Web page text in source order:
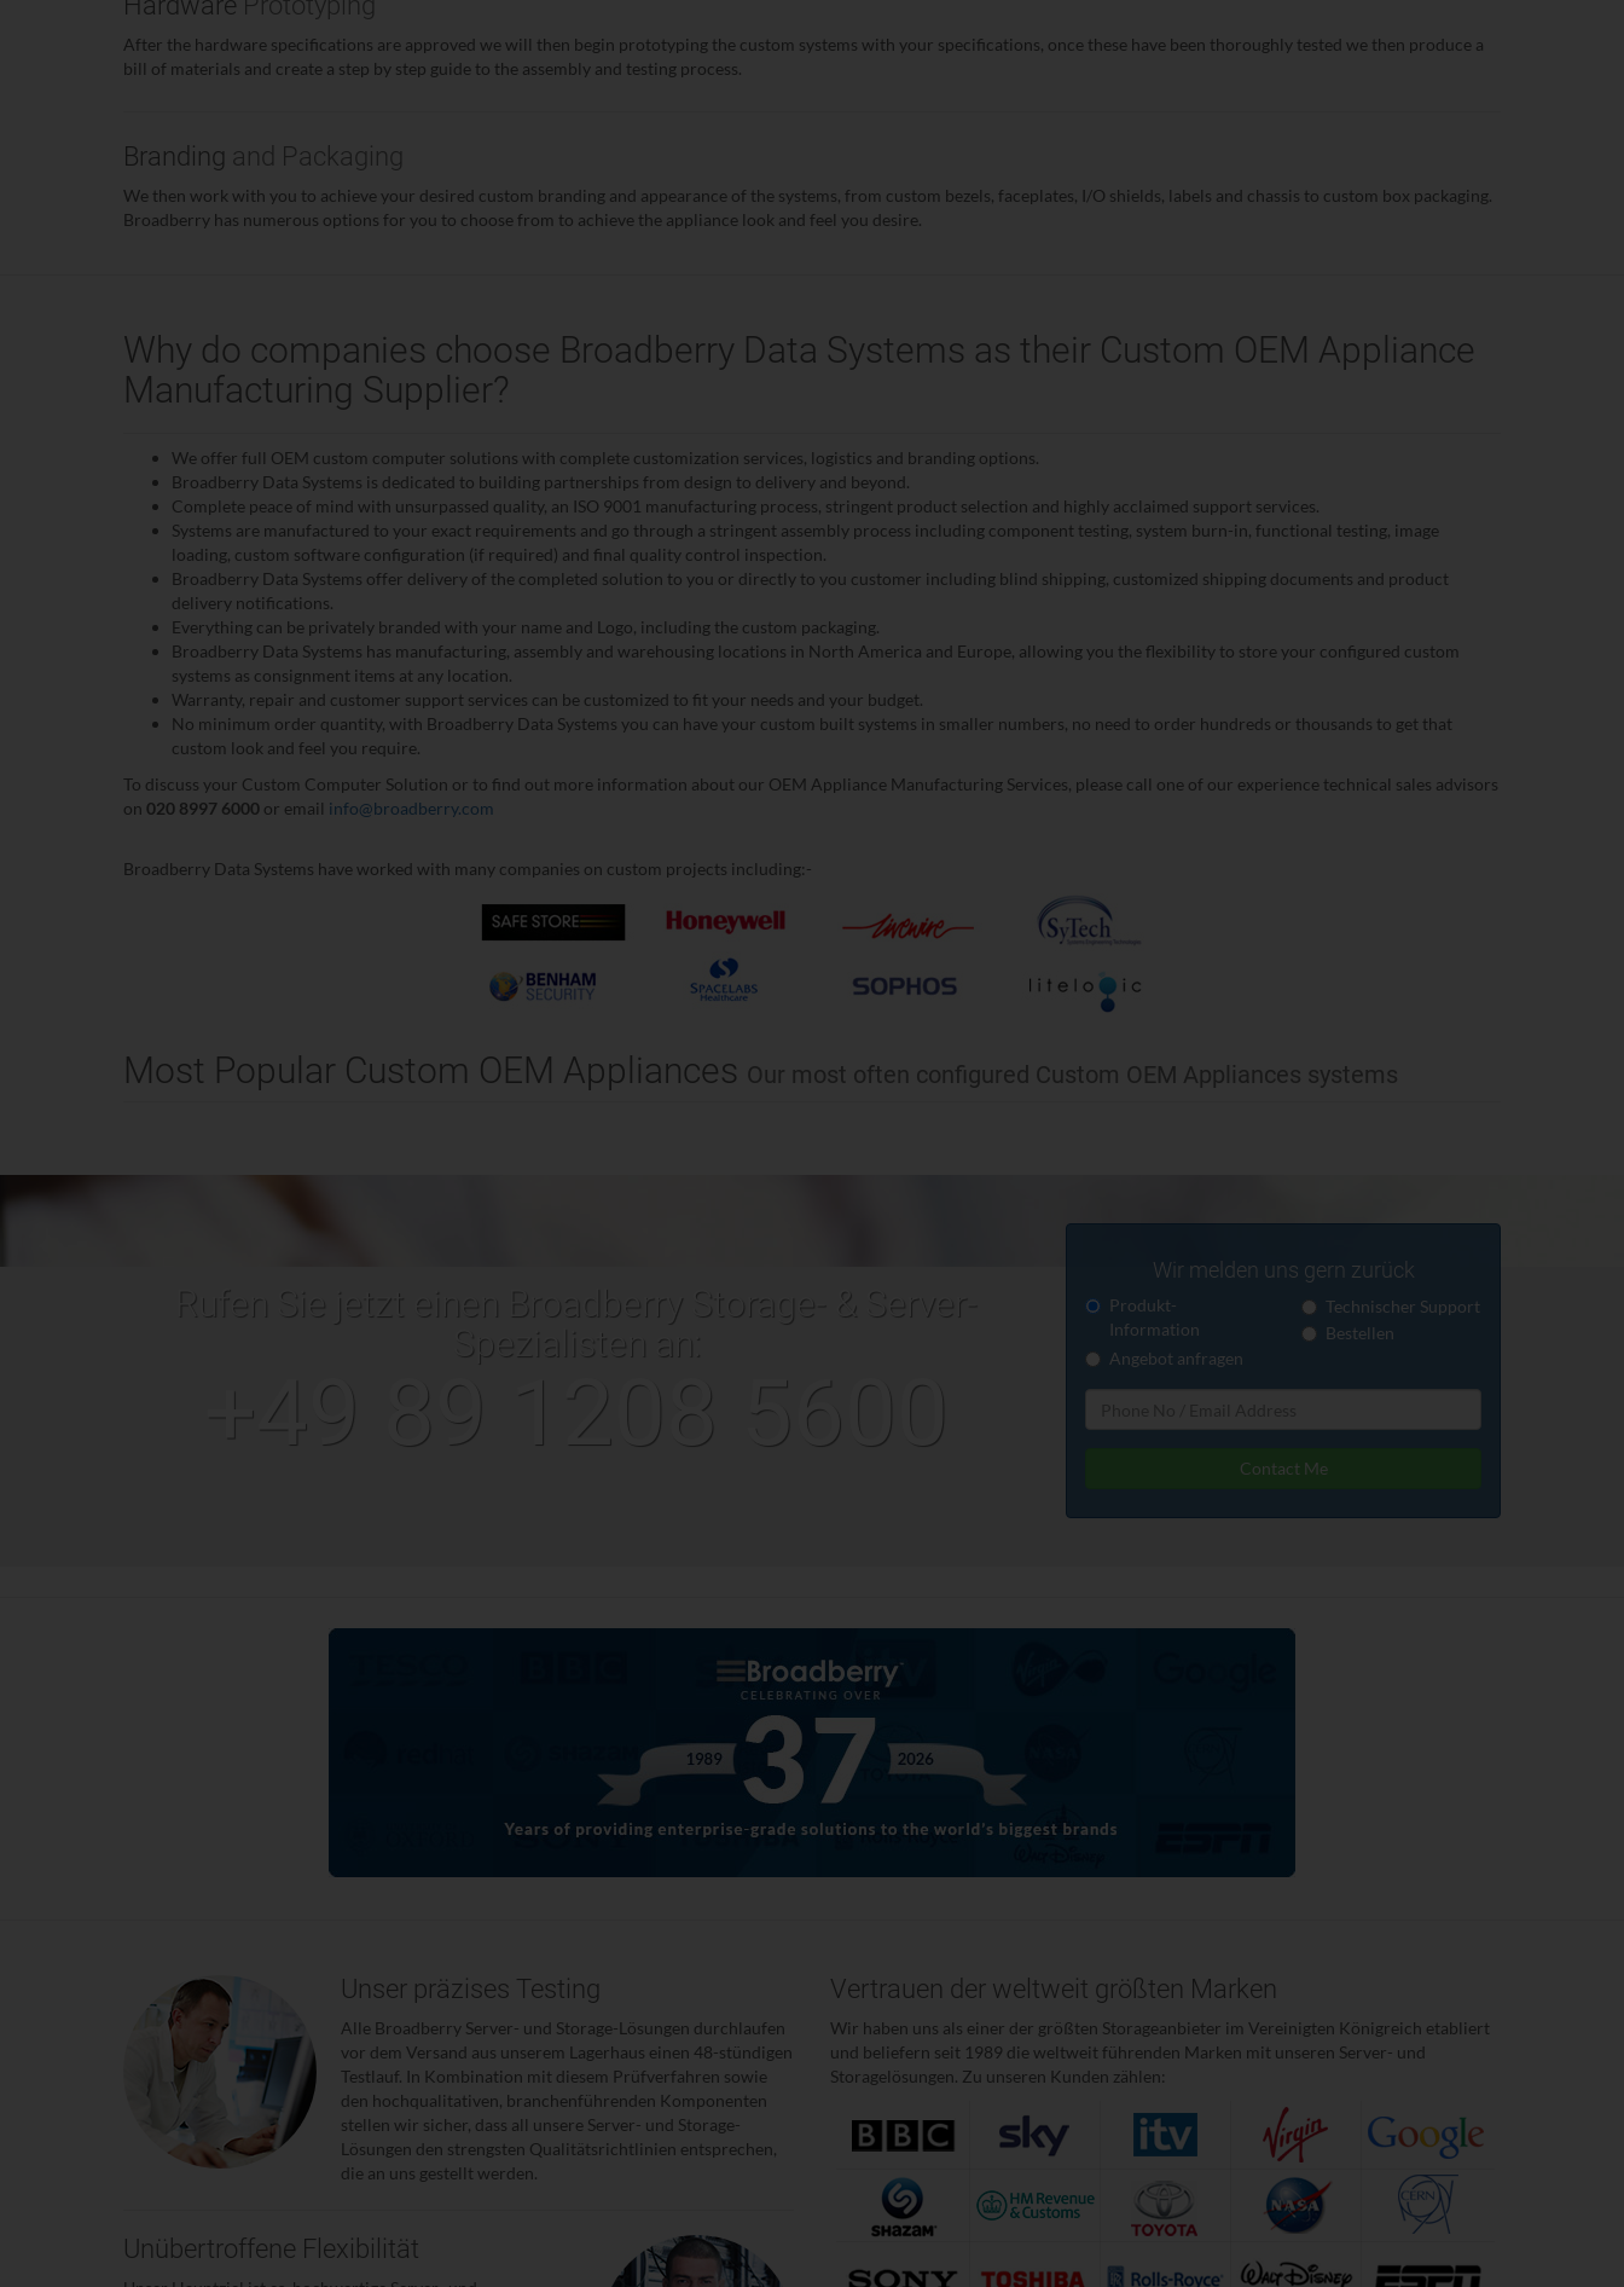
After the hardware specifications are approved we will then begin prototyping the custom systems with your specifications, once these have been thoroughly tested we then produce a
bill of materials and create a step by step guide to the assembly and testing process.
Branding and Packaging
We then work with you to achieve your desired custom branding and appearance of the systems, from custom bezels, faceplates, I/O shields, labels and chassis to custom box packaging.
Broadberry has numerous options for you to choose from to achieve the appliance look and feel you desire.
Why do companies choose Broadberry Data Systems as their Custom OEM Appliance
Manufacturing Supplier?
We offer full OEM custom computer solutions with complete customization services, logistics and branding options.
Broadberry Data Systems is dedicated to building partnerships from design to delivery and beyond.
Complete peace of mind with unsurpassed quality, an ISO 9001 manufacturing process, stringent product selection and highly acclaimed support services.
Systems are manufactured to your exact requirements and go through a stringent assembly process including component testing, system burn-in, functional testing, image
loading, custom software configuration (if required) and final quality control inspection.
Broadberry Data Systems offer delivery of the completed solution to you or directly to you customer including blind shipping, customized shipping documents and product
delivery notifications.
Everything can be privately branded with your name and Logo, including the custom packaging.
Broadberry Data Systems has manufacturing, assembly and warehousing locations in North America and Europe, allowing you the flexibility to store your configured custom
systems as consignment items at any location.
Warranty, repair and customer support services can be customized to fit your needs and your budget.
No minimum order quantity, with Broadberry Data Systems you can have your custom built systems in smaller numbers, no need to order hundreds or thousands to get that
custom look and feel you require.
To discuss your Custom Computer Solution or to find out more information about our OEM Appliance Manufacturing Services, please call one of our experience technical sales advisors
on 020 8997 6000 or email info@broadberry.com
Broadberry Data Systems have worked with many companies on custom projects including:-
Most Popular Custom OEM Appliances Our most often configured Custom OEM Appliances systems
Rufen Sie jetzt einen Broadberry Storage- & Server-
Spezialisten an:
+49 89 1208 5600
Wir melden uns gern zurück
Produkt-
Information
Technischer Support
Bestellen
Angebot anfragen
Contact Me
Unser präzises Testing
Alle Broadberry Server- und Storage-Lösungen durchlaufen
vor dem Versand aus unserem Lagerhaus einen 48-stündigen
Testlauf. In Kombination mit diesem Prüfverfahren sowie
den hochqualitativen, branchenführenden Komponenten
stellen wir sicher, dass all unsere Server- und Storage-
Lösungen den strengsten Qualitätsrichtlinien entsprechen,
die an uns gestellt werden.
Unübertroffene Flexibilität
Vertrauen der weltweit größten Marken
Wir haben uns als einer der größten Storageanbieter im Vereinigten Königreich etabliert
und beliefern seit 1989 die weltweit führenden Marken mit unseren Server- und
Storagelösungen. Zu unseren Kunden zählen: